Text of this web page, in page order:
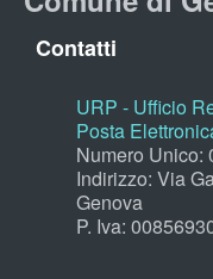
Contatti
URP - Ufficio
Posta
Numero Unico:
Indirizzo: Via
Genova
P. Iva: